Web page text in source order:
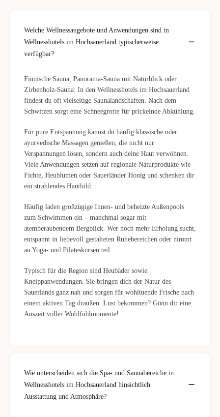
Welche Wellnessangebote und Anwendungen sind in
Wellnesshotels im Hochsauerland typischerweise
verfügbar?
Finnische Sauna, Panorama-Sauna mit Naturblick oder
Zirbenholz-Sauna: In den Wellnesshotels im Hochsauerland
findest du oft vielseitige Saunalandschaften. Nach dem
Schwitzen sorgt eine Schneegrotte für prickelnde Abkühlung.
Für pure Entspannung kannst du häufig klassische oder
ayurvedische Massagen genießen, die nicht nur
Verspannungen lösen, sondern auch deine Haut verwöhnen.
Viele Anwendungen setzen auf regionale Naturprodukte wie
Fichte, Heublumen oder Sauerländer Honig und schenken dir
ein strahlendes Hautbild.
Häufig laden großzügige Innen- und beheizte Außenpools
zum Schwimmen ein – manchmal sogar mit
atemberaubendem Bergblick. Wer noch mehr Erholung sucht,
entspannt in liebevoll gestalteten Ruhebereichen oder nimmt
an Yoga- und Pilateskursen teil.
Typisch für die Region sind Heubäder sowie
Kneippanwendungen. Sie bringen dich der Natur des
Sauerlands ganz nah und sorgen für wohltuende Frische nach
einem aktiven Tag draußen. Lust bekommen? Gönn dir eine
Auszeit voller Wohlfühlmomente!
Wie unterscheiden sich die Spa- und Saunabereiche in
Wellnesshotels im Hochsauerland hinsichtlich
Ausstattung und Atmosphäre?